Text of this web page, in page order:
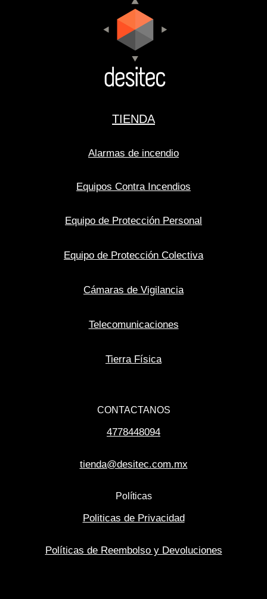
TIENDA
Alarmas de incendio
Equipos Contra Incendios
Equipo de Protección Personal
Equipo de Protección Colectiva
Cámaras de Vigilancia
Telecomunicaciones
Tierra Física
CONTACTANOS
4778448094
tienda@desitec.com.mx
Políticas
Politicas de Privacidad
Políticas de Reembolso y Devoluciones